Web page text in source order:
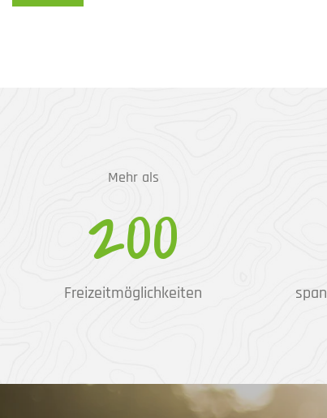
Mehr als
200
Freizeitmöglichkeiten